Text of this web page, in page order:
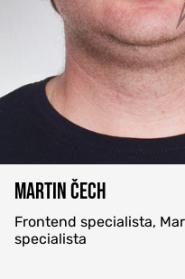
MARTIN ČECH
Frontend specialista,
specialista